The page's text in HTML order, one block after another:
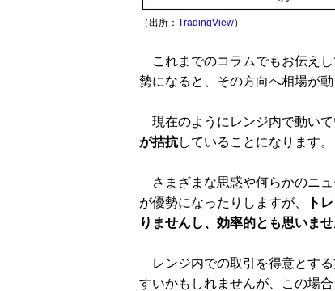
（出所： TradingView）
これまでのコラムでもお伝え
勢になると、その方向へ相場が
現在のようにレンジ内で動い
が拮抗していることになります。
さまざまな思惑や何らかのニ
が優勢になったりしますが、
ト
りませんし、効率的とも思いま
レンジ内での取引を得意とす
すいかもしれませんが、この場